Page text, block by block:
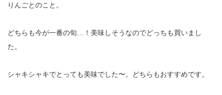
りんごとのこと。
どちらも今が一番の旬…！美味しそうなのでどっちも買いまし
た。
シャキシャキでとっても美味でした〜。どちらもおすすめです。